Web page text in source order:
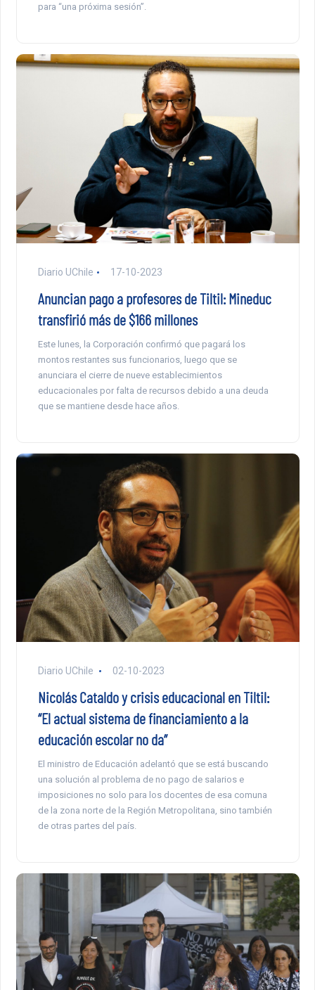
para “una próxima sesión”.
Diario UChile 17-10-2023
Anuncian pago a profesores de Tiltil: Mineduc
transfirió más de $166 millones
Este lunes, la Corporación confirmó que pagará los
montos restantes sus funcionarios, luego que se
anunciara el cierre de nueve establecimientos
educacionales por falta de recursos debido a una deuda
que se mantiene desde hace años.
Diario UChile 02-10-2023
Nicolás Cataldo y crisis educacional en Tiltil:
“El actual sistema de financiamiento a la
educación escolar no da”
El ministro de Educación adelantó que se está buscando
una solución al problema de no pago de salarios e
imposiciones no solo para los docentes de esa comuna
de la zona norte de la Región Metropolitana, sino también
de otras partes del país.